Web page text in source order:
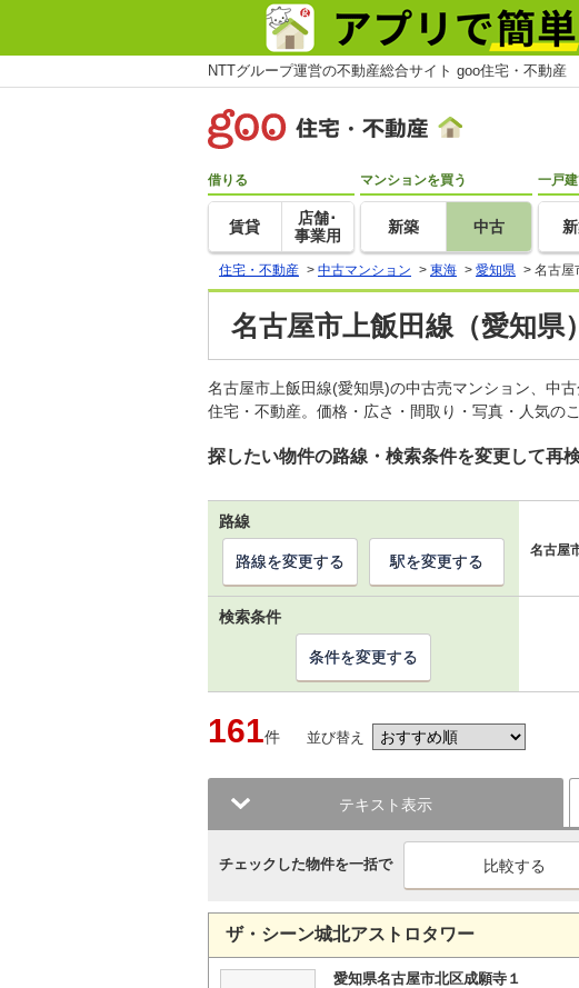
NTTグループ運営の不動産総合サイト goo住宅・不動産
借りる
賃貸
店舗･
事業用
マンションを買う
新築 中古
一戸
住宅・不動産 > 中古マンション > 東海 > 愛知県 > 名古屋
名古屋市上飯田線（愛知
名古屋市上飯田線(愛知県)の中古売マンション、中
住宅・不動産。価格・広さ・間取り・写真・人気の
探したい物件の路線・検索条件を変更して再
路線
名古屋
路線を変更する 駅を変更する
検索条件
条件を変更する
161件 並び替え
テキスト表示
チェックした物件を一括で
ザ・シーン城北アストロタワー
愛知県名古屋市北区成願寺１